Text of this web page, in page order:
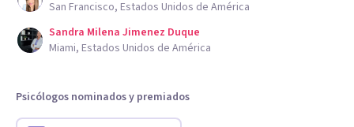
San Francisco, Estados Unidos de América
Sandra Milena Jimenez Duque
Miami, Estados Unidos de América
Psicólogos nominados y premiados